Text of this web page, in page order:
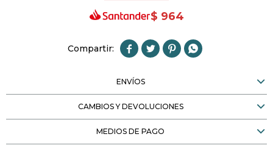
$ 964
   
ENVÍOS
CAMBIOS Y DEVOLUCIONES
MEDIOS DE PAGO